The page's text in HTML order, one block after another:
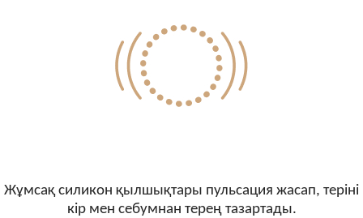
Жұмсақ силикон қылшықтары пульсация жасап, теріні
кір мен себумнан терең тазартады.